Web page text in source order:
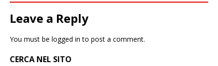
Leave a Reply
You must be logged in to post a comment.
CERCA NEL SITO